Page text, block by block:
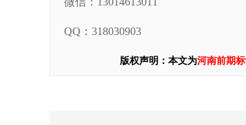
QQ：318030903
版权声明：本文为河南前期